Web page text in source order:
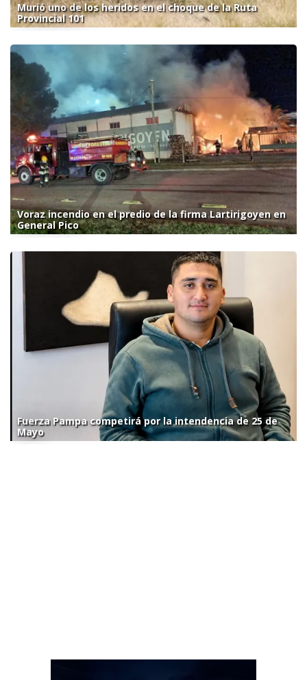
Murió uno de los heridos en el choque de la Ruta
Provincial 101
Voraz incendio en el predio de la firma Lartirigoyen en
General Pico
Fuerza Pampa competirá por la intendencia de 25 de
Mayo